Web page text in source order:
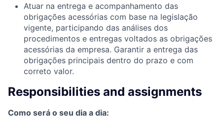
Atuar na entrega e acompanhamento das
obrigações acessórias com base na legislação
vigente, participando das análises dos
procedimentos e entregas voltados as obrigações
acessórias da empresa. Garantir a entrega das
obrigações principais dentro do prazo e com
correto valor.
Responsibilities and assignments
Como será o seu dia a dia: